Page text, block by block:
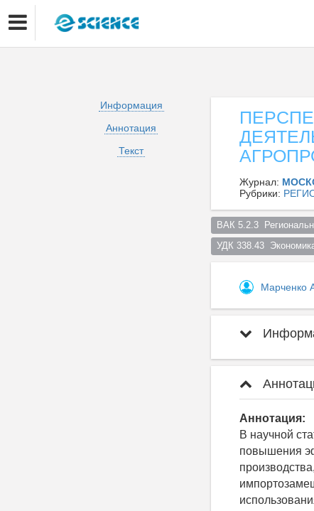
Информация
Аннотация
Текст
Журнал:
Рубрики:
ВАК 5.2.3
УДК 338.43
Марченко
Аннотация:
В научной
повышения